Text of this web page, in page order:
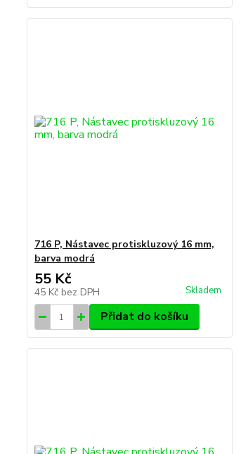
716 P, Nástavec protiskluzový 16 mm,
barva modrá
55 Kč
45 Kč bez DPH Skladem
Přidat do košíku